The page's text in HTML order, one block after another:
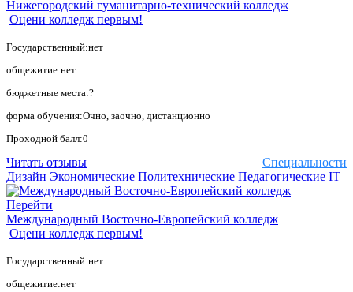
Нижегородский гуманитарно-технический колледж
Оцени колледж первым!
Государственный:нет
общежитие:нет
бюджетные места:?
форма обучения:Очно, заочно, дистанционно
Проходной балл:0
Специальности
Читать отзывы
Дизайн Экономические Политехнические Педагогические IT
Перейти
Международный Восточно-Европейский колледж
Оцени колледж первым!
Государственный:нет
общежитие:нет